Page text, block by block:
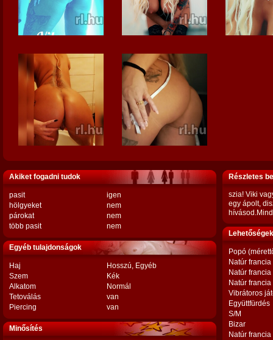
Akiket fogadni tudok
pasit
igen
hölgyeket
nem
párokat
nem
több pasit
nem
Egyéb tulajdonságok
Haj
Hosszú, Egyéb
Szem
Kék
Alkatom
Normál
Tetoválás
van
Piercing
van
Minősítés
Részletes
szia! Viki
egy ápolt,
Popó
Natúr francia
Natúr
Natúr
Vibrátoros
Együttfürdés
S/M
Bizar
Natúr